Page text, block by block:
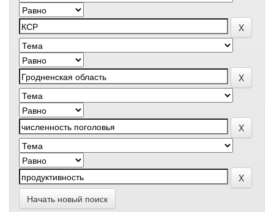
Начать новый поиск